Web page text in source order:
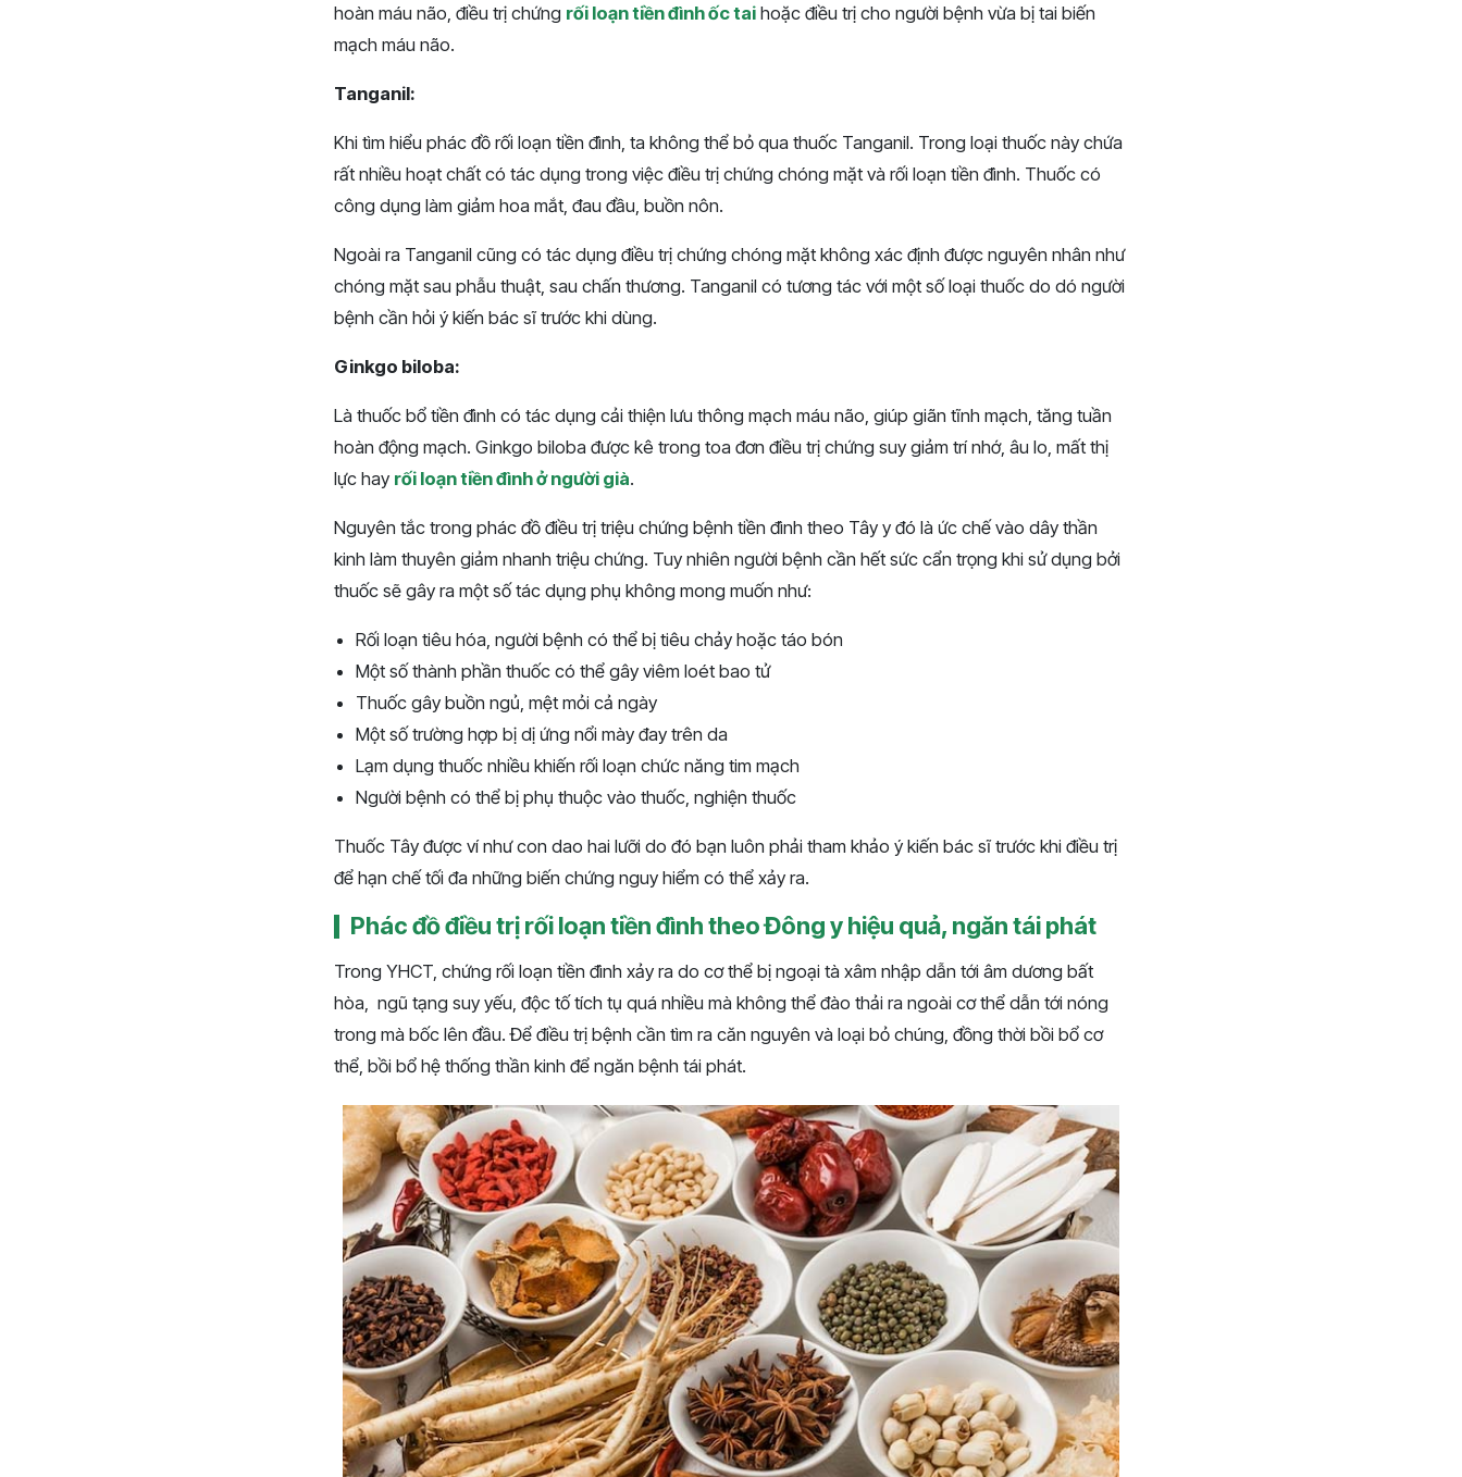
hoàn máu não, điều trị chứng rối loạn tiền đình ốc tai hoặc điều trị cho người bệnh vừa bị tai biến
mạch máu não.
Tanganil:
Khi tìm hiểu phác đồ rối loạn tiền đình, ta không thể bỏ qua thuốc Tanganil. Trong loại thuốc này chứa
rất nhiều hoạt chất có tác dụng trong việc điều trị chứng chóng mặt và rối loạn tiền đình. Thuốc có
công dụng làm giảm hoa mắt, đau đầu, buồn nôn.
Ngoài ra Tanganil cũng có tác dụng điều trị chứng chóng mặt không xác định được nguyên nhân như
chóng mặt sau phẫu thuật, sau chấn thương. Tanganil có tương tác với một số loại thuốc do dó người
bệnh cần hỏi ý kiến bác sĩ trước khi dùng.
Ginkgo biloba:
Là thuốc bổ tiền đình có tác dụng cải thiện lưu thông mạch máu não, giúp giãn tĩnh mạch, tăng tuần
hoàn động mạch. Ginkgo biloba được kê trong toa đơn điều trị chứng suy giảm trí nhớ, âu lo, mất thị
lực hay rối loạn tiền đình ở người già.
Nguyên tắc trong phác đồ điều trị triệu chứng bệnh tiền đình theo Tây y đó là ức chế vào dây thần
kinh làm thuyên giảm nhanh triệu chứng. Tuy nhiên người bệnh cần hết sức cẩn trọng khi sử dụng bởi
thuốc sẽ gây ra một số tác dụng phụ không mong muốn như:
Rối loạn tiêu hóa, người bệnh có thể bị tiêu chảy hoặc táo bón
Một số thành phần thuốc có thể gây viêm loét bao tử
Thuốc gây buồn ngủ, mệt mỏi cả ngày
Một số trường hợp bị dị ứng nổi mày đay trên da
Lạm dụng thuốc nhiều khiến rối loạn chức năng tim mạch
Người bệnh có thể bị phụ thuộc vào thuốc, nghiện thuốc
Thuốc Tây được ví như con dao hai lưỡi do đó bạn luôn phải tham khảo ý kiến bác sĩ trước khi điều trị
để hạn chế tối đa những biến chứng nguy hiểm có thể xảy ra.
Phác đồ điều trị rối loạn tiền đình theo Đông y hiệu quả, ngăn tái phát
Trong YHCT, chứng rối loạn tiền đình xảy ra do cơ thể bị ngoại tà xâm nhập dẫn tới âm dương bất
hòa, ngũ tạng suy yếu, độc tố tích tụ quá nhiều mà không thể đào thải ra ngoài cơ thể dẫn tới nóng
trong mà bốc lên đầu. Để điều trị bệnh cần tìm ra căn nguyên và loại bỏ chúng, đồng thời bồi bổ cơ
thể, bồi bổ hệ thống thần kinh để ngăn bệnh tái phát.